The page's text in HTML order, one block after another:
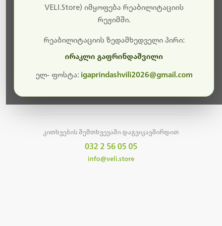
სამუშაოები.
მალე ისევ ხელმისაწვდომი იქნება. გმადლობთ
კითხვების შემთხვევაში დაგვიკავშირდით
032 2 56 05 05
info@veli.store
VELI.Store) იმყოფება რეაბილიტაციის
რეჟიმში.
რეაბილიტაციის ზედამხედველი პირი:
ირაკლი გაფრინდაშვილი
ელ- ფოსტა: igaprindashvili2026@gmail.com